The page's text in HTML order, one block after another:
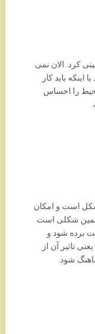
کرد. الان نمی
اینکه باید کار
محیط را احساس
است و امکان
همین شکلی است
برده شود و
تاثیر آن از
شود.